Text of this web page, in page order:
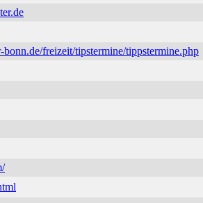
freizeit/tipstermine/tippstermine.php